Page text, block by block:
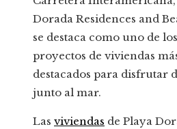
Dorada Residences and
se destaca como uno de los
proyectos de viviendas
destacados para disfrutar
junto al mar.
Las viviendas de Playa